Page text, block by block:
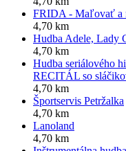
FRIDA - Maľovať a
4,70 km
Hudba Adele, Lady
4,70 km
Hudba seriálového
RECITÁL so
4,70 km
Športservis Petržalka
4,70 km
Lanoland
4,70 km